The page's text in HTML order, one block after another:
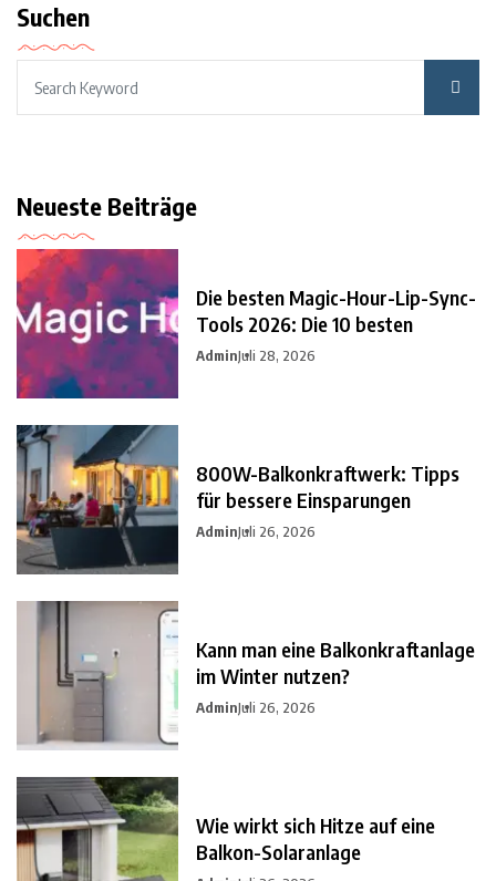
Suchen
Neueste Beiträge
Die besten Magic-Hour-Lip-Sync-
Tools 2026: Die 10 besten
AdminJuli 28, 2026
800W-Balkonkraftwerk: Tipps
für bessere Einsparungen
AdminJuli 26, 2026
Kann man eine Balkonkraftanlage
im Winter nutzen?
AdminJuli 26, 2026
Wie wirkt sich Hitze auf eine
Balkon-Solaranlage